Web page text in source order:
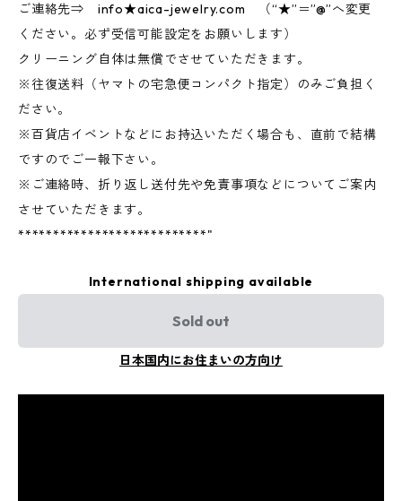
ご連絡先⇒ info★aica-jewelry.com （“★”＝”@”へ変更
ください。必ず受信可能設定をお願いします）
クリーニング自体は無償でさせていただきます。
※往復送料（ヤマトの宅急便コンパクト指定）のみご負担く
ださい。
※百貨店イベントなどにお持込いただく場合も、直前で結構
ですのでご一報下さい。
※ご連絡時、折り返し送付先や免責事項などについてご案内
させていただきます。
***************************"
International shipping available
Sold out
日本国内にお住まいの方向け